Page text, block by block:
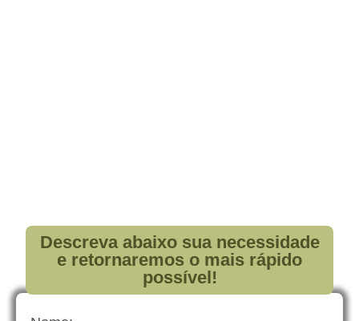
Descreva abaixo sua necessidade
e retornaremos o mais rápido
possível!